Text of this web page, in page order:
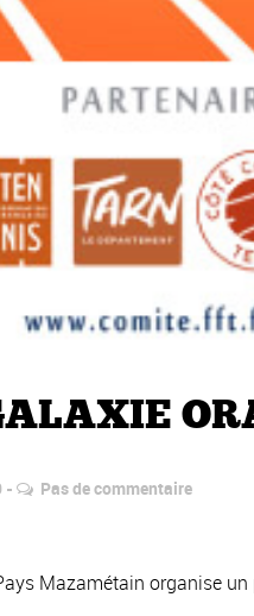
Pas de commentaire
Mazamétain organise